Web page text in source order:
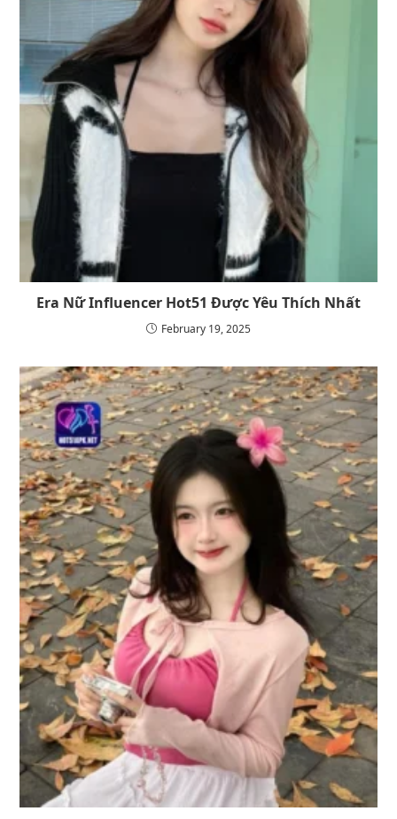
Era Nữ Influencer Hot51 Được Yêu Thích Nhất
February 19, 2025